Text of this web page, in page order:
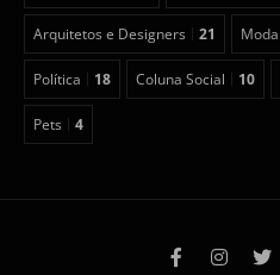
Arquitetos e Designers 21 Moda
Política 18 Coluna Social 10
Pets 4